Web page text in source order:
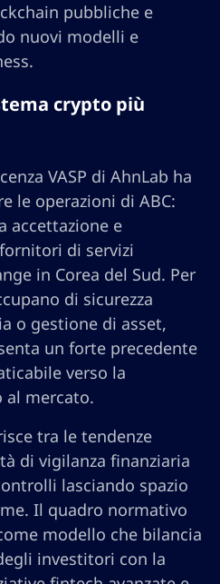
pubbliche e
nuovi modelli e
crypto più
VASP di AhnLab ha
le operazioni di ABC:
accettazione e
di servizi
in Corea del Sud. Per
di sicurezza
o gestione di asset,
un forte precedente
verso la
al mercato.
tra le tendenze
di vigilanza finanziaria
lasciando spazio
Il quadro normativo
modello che bilancia
investitori con la